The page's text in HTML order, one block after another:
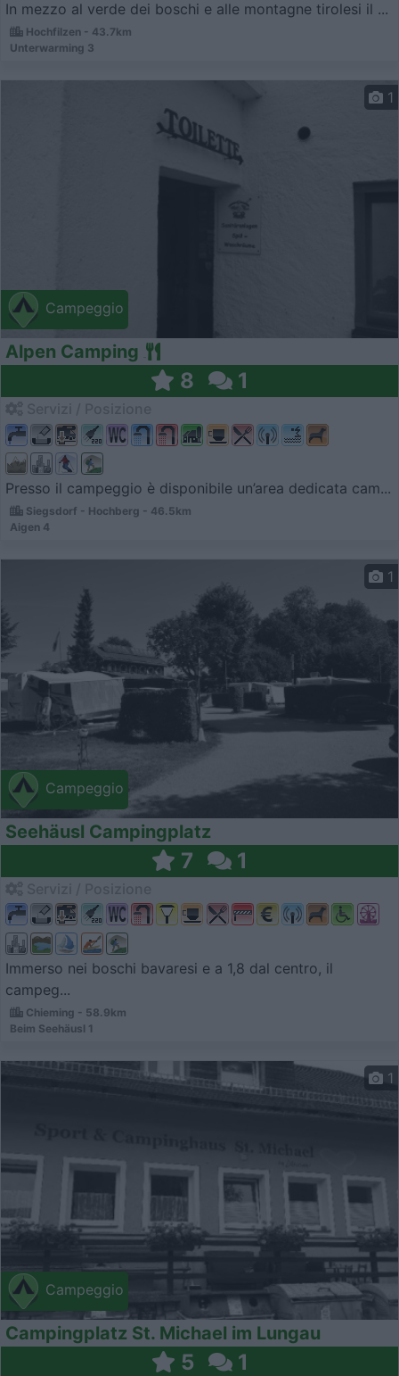
In mezzo al verde dei boschi e alle montagne tirolesi il ...
Hochfilzen - 43.7km
Unterwarming 3
Campeggio
1
Alpen Camping
8 1
Presso il campeggio è disponibile un’area dedicata cam...
Siegsdorf - Hochberg - 46.5km
Aigen 4
Campeggio
1
Seehäusl Campingplatz
7 1
Immerso nei boschi bavaresi e a 1,8 dal centro, il
campeg...
Chieming - 58.9km
Beim Seehäusl 1
Campeggio
1
Campingplatz St. Michael im Lungau
5 1